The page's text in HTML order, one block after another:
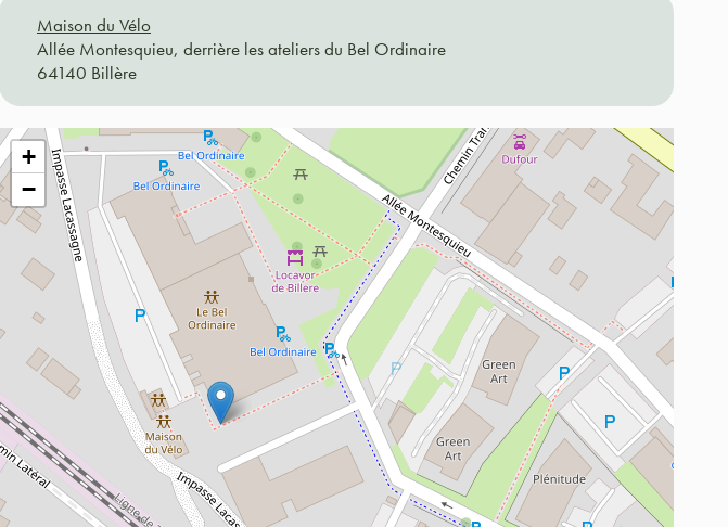
Maison du Vélo
Allée Montesquieu, derrière les ateliers du Bel Ordinaire
64140 Billère
+
−